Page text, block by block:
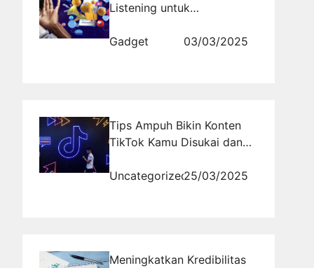
Listening untuk
Tren Pasar
Gadget 03/03/2025
Tips Ampuh Bikin Konten
TikTok Kamu Disukai dan
Uncategorized25/03/2025
Meningkatkan Kredibilitas